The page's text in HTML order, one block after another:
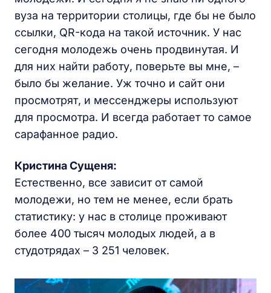
вуза на территории столицы, где бы не было
ссылки, QR-кода на такой источник. У нас
сегодня молодежь очень продвинутая. И
для них найти работу, поверьте вы мне, –
было бы желание. Уж точно и сайт они
просмотрят, и мессенджеры используют
для просмотра. И всегда работает то самое
сарафанное радио.
Кристина Сущеня:
Естественно, все зависит от самой
молодежи, но тем не менее, если брать
статистику: у нас в столице проживают
более 400 тысяч молодых людей, а в
студотрядах – 3 251 человек.